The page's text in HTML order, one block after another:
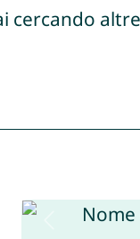
cercando